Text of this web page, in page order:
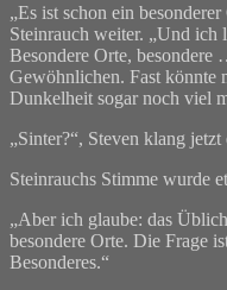
„Es ist schon ein
Steinrauch weiter. „Und ich
Besondere Orte,
Gewöhnlichen. Fast könnte
Dunkelheit sogar noch viel
„Sinter?“, Steven klang jetzt
Steinrauchs Stimme wurde
„Aber ich glaube: das
besondere Orte. Die Frage
Besonderes.“